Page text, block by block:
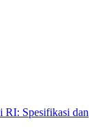
RI: Spesifikasi dan